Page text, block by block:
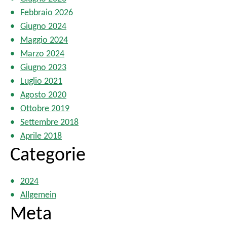
l
i
Febbraio 2026
Giugno 2024
Maggio 2024
Marzo 2024
Giugno 2023
Luglio 2021
Agosto 2020
Ottobre 2019
Settembre 2018
Aprile 2018
Categorie
2024
Allgemein
Meta